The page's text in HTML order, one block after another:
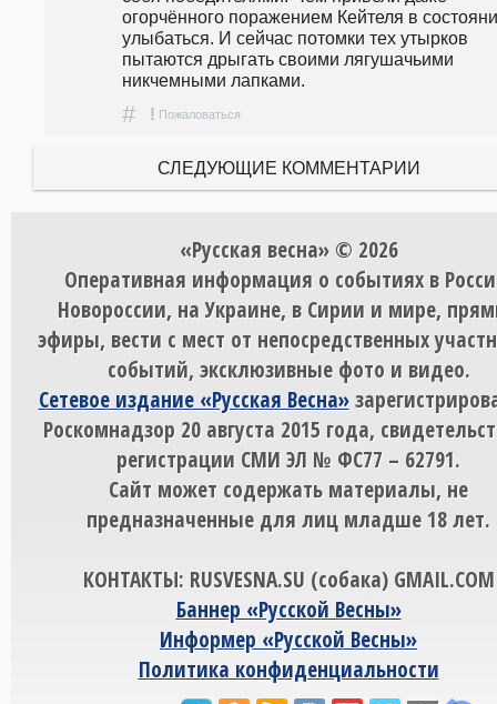
огорчённого поражением Кейтеля в
улыбаться. И сейчас потомки тех утырков
пытаются дрыгать своими лягушачьими
никчемными лапками.
# ! Пожаловаться
СЛЕДУЮЩИЕ КОММЕНТАРИИ
«Русская весна» © 2026
Оперативная информация о событиях в
Новороссии, на Украине, в Сирии и мире,
эфиры, вести с мест от непосредственных
событий, эксклюзивные фото и видео.
Сетевое издание «Русская Весна»
Роскомнадзор 20 августа 2015 года,
регистрации СМИ ЭЛ № ФС77 – 62791.
Сайт может содержать материалы, не
предназначенные для лиц младше 18 лет.
КОНТАКТЫ: RUSVESNA.SU (собака) GMAIL.COM
Баннер «Русской Весны»
Информер «Русской Весны»
Политика конфиденциальности